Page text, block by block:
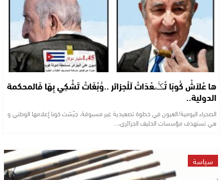
ها عْلاَشْ كُوبَا تْـݣَـعْدَاتْ لَلْجزائر ..وُبْغَاتْ تَشْكِي بِهَا فَالمحكمة
الدولية..
الصحراء اليومية/العيون في خطوة تصعيدية غير مسبوقة، جيّشت كوبا إعلامها الوطني و
هي تستهدف مؤسسات الحليف الجزائري،…
سياسة